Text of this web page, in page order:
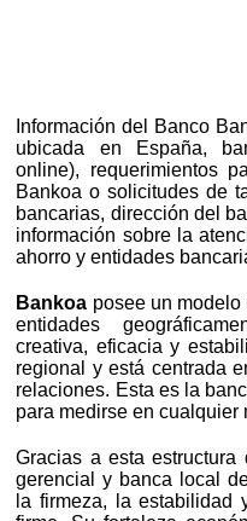
Información del Banco
ubicada en España,
online), requerimientos
Bankoa o solicitudes de
bancarias, dirección del
información sobre la
ahorro y entidades
Bankoa posee un
entidades
creativa, eficacia y
regional y está centrada
relaciones. Esta es la
para medirse en cualquier
Gracias a esta
gerencial y banca local
la firmeza, la estabilidad